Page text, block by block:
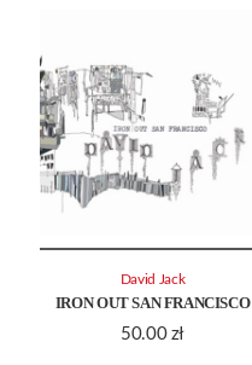
IRON OUT SAN FRANCISCO
50.00 zł
David Jack